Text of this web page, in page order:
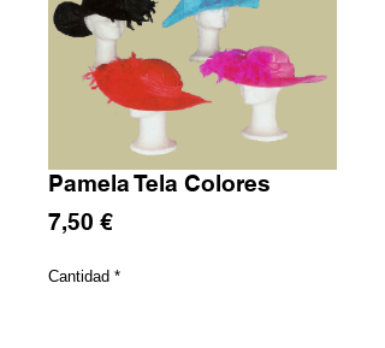
Pamela Tela Colores
7,50 €Precio
Cantidad *